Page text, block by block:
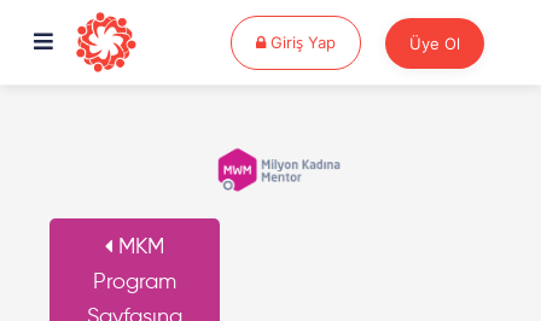
Giriş YapGiriş Yap Üye Ol
MKM
Program